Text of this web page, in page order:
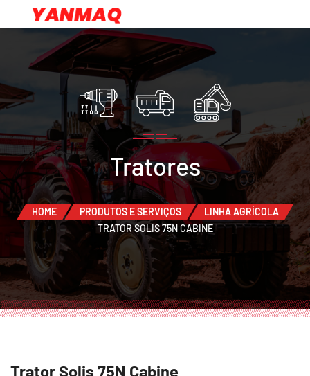
Tratores
HOME PRODUTOS E SERVIÇOS
LINHA AGRÍCOLA
TRATOR SOLIS 75N CABINE
Trator Solis 75N Cabine